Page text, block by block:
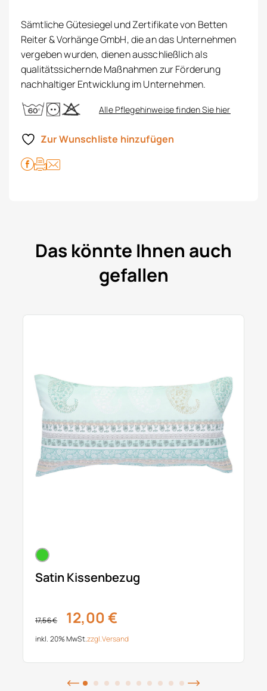
Sämtliche Gütesiegel und Zertifikate von Betten
Reiter & Vorhänge GmbH, die an das Unternehmen
vergeben wurden, dienen ausschließlich als
qualitätssichernde Maßnahmen zur Förderung
nachhaltiger Entwicklung im Unternehmen.
Alle Pflegehinweise finden Sie hier
Zur Wunschliste hinzufügen
Das könnte Ihnen auch
gefallen
Satin Kissenbezug
17,56 € 12,00 €
inkl. 20% MwSt.zzgl.Versand